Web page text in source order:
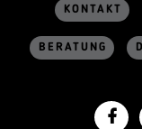
KONTAKT
BERATUNG